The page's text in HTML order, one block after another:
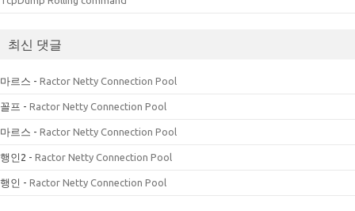
최신 댓글
마르스 - Ractor Netty Connection Pool
꼴프 - Ractor Netty Connection Pool
마르스 - Ractor Netty Connection Pool
행인2 - Ractor Netty Connection Pool
행인 - Ractor Netty Connection Pool